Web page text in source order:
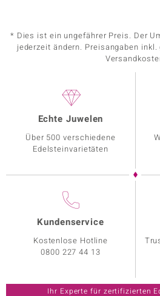
* Dies ist ein ungefährer Preis. Der
jederzeit ändern. Preisangaben
Echte Juwelen
Über 500 verschiedene
Edelsteinvarietäten
Kundenservice
Kostenlose Hotline
0800 227 44 13
Ihr Experte für zertifizierten